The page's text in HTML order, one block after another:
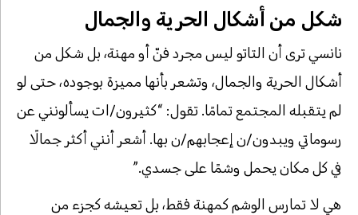
شكل من أشكال الحرية والجمال
نانسي ترى أن التاتو ليس مجرد فنّ أو مهنة، بل شكل من
أشكال الحرية والجمال، وتشعر بأنها مميزة بوجوده، حتى لو
لم يتقبله المجتمع تمامًا. تقول: “كثيرون/ات يسألونني عن
رسوماتي ويبدون/ن إعجابهم/ن بها. أشعر أنني أكثر جمالًا
في كل مكان يحمل وشمًا على جسدي.”
هي لا تمارس الوشم كمهنة فقط، بل تعيشه كجزء من